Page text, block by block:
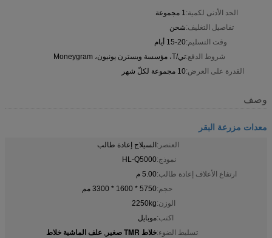
الحد الأدنى لكمية:1 مجموعة
تفاصيل التغليف:شحن
وقت التسليم:15-20 أيام
شروط الدفع:تي/T، مؤسسة ويسترن يونيون، Moneygram
القدرة على العرض:10 مجموعة لكلّ شهر
وصف
معدات مزرعة البقر
العنصر:السيلاج إعادة طالب
نموذج:HL-Q5000
ارتفاع الأعلاف إعادة طالب:5.00 م
حجم:5750 * 1600 * 3300 مم
الوزن:2250kg
اكتب:موبايل
تسليط الضوء:خلاط TMR صغير , علف الماشية خلاط